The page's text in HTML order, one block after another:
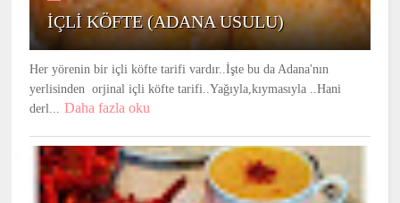
İÇLİ KÖFTE (ADANA USULU)
Her yörenin bir içli köfte tarifi vardır..İşte bu da Adana'nın
yerlisinden orjinal içli köfte tarifi..Yağıyla,kıymasıyla ..Hani
derl... Daha fazla oku